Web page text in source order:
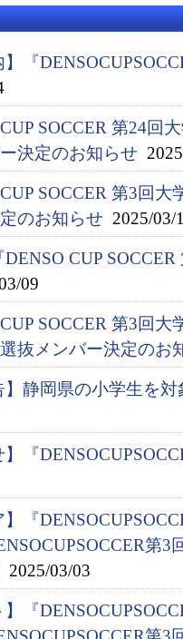
】『
CUP SOCCER 第24回
決定のお知らせ
CUP SOCCER 第3回
のお知らせ 2025/03/
DENSO CUP
09
CUP SOCCER 第3回
抜メンバー決定のお
】静岡県の小学生を
】『
】『
第
2025/03/03
】『